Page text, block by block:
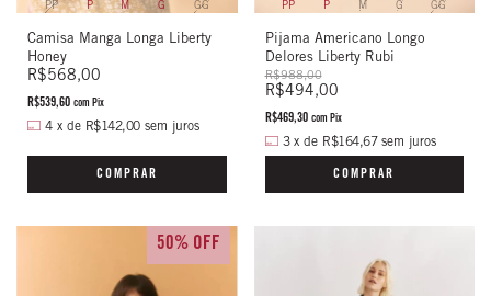
PP P M G GG
Camisa Manga Longa Liberty
Honey
R$568,00
R$539,60 com Pix
4 x de R$142,00 sem juros
COMPRAR
PP P M G GG
Pijama Americano Longo
Delores Liberty Rubi
R$988,00
R$494,00
R$469,30 com Pix
3 x de R$164,67 sem juros
COMPRAR
50% OFF